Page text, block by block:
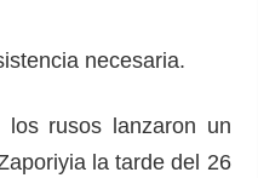
necesaria.
los rusos lanzaron un
la tarde del 26